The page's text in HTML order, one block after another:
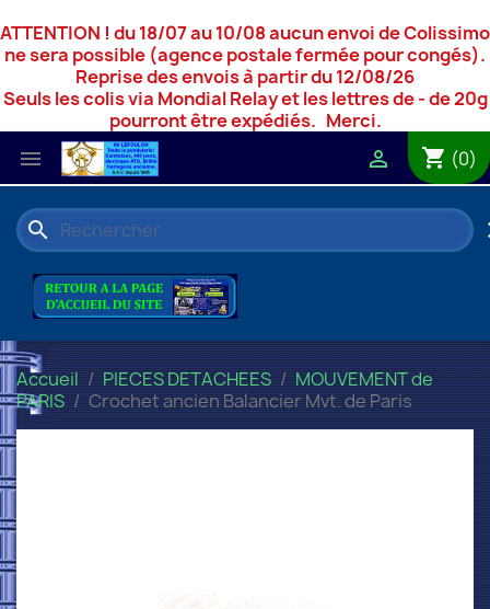
ATTENTION ! du 18/07 au 10/08 aucun envoi de Colissimo
ne sera possible (agence postale fermée pour congés).
Reprise des envois à partir du 12/08/26
Seuls les colis via Mondial Relay et les lettres de - de 20g
pourront être expédiés. Merci.
 shopping_cart (0)

search
Accueil PIECES DETACHEES
MOUVEMENT de
PARIS
Crochet ancien Balancier Mvt. de Paris